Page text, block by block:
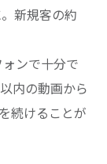
新規客の約
ンで十分で
内の動画から
続けることが